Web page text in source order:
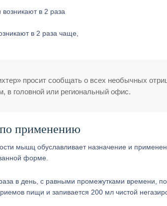
в 2 раза чаще,
просит сообщать о всех необычных
головной или региональный офис.
применению
мышц обуславливает назначение и
форме.
в день, с равными промежутками времени, по
пищи и запивается 200 мл чистой